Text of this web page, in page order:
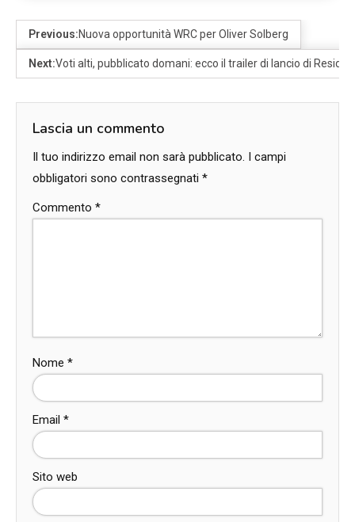
Previous:Nuova opportunità WRC per Oliver Solberg
Next:Voti alti, pubblicato domani: ecco il trailer di lancio di
Lascia un commento
Il tuo indirizzo email non sarà pubblicato. I campi
obbligatori sono contrassegnati *
Commento *
Nome *
Email *
Sito web